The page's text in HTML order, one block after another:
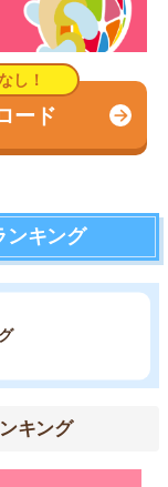
ード
ンキング
キング